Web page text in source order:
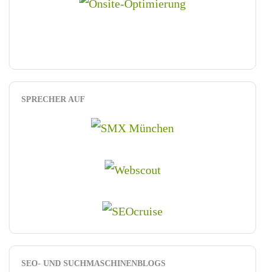
SPRECHER AUF
SEO- UND SUCHMASCHINENBLOGS